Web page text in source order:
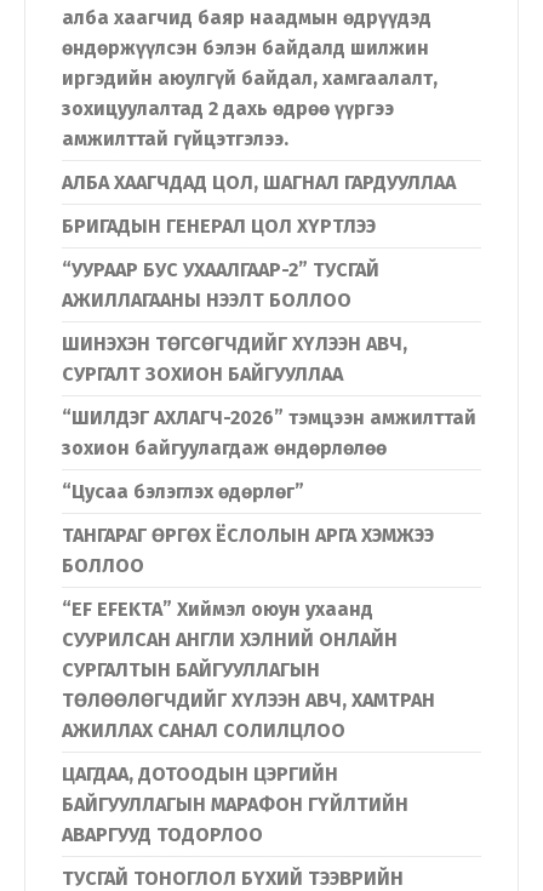
алба хаагчид баяр наадмын өдрүүдэд
өндөржүүлсэн бэлэн байдалд шилжин
иргэдийн аюулгүй байдал, хамгаалалт,
зохицуулалтад 2 дахь өдрөө үүргээ
амжилттай гүйцэтгэлээ.
АЛБА ХААГЧДАД ЦОЛ, ШАГНАЛ ГАРДУУЛЛАА
БРИГАДЫН ГЕНЕРАЛ ЦОЛ ХҮРТЛЭЭ
“УУРААР БУС УХААЛГААР-2” ТУСГАЙ
АЖИЛЛАГААНЫ НЭЭЛТ БОЛЛОО
ШИНЭХЭН ТӨГСӨГЧДИЙГ ХҮЛЭЭН АВЧ,
СУРГАЛТ ЗОХИОН БАЙГУУЛЛАА
“ШИЛДЭГ АХЛАГЧ-2026” тэмцээн амжилттай
зохион байгуулагдаж өндөрлөлөө
“Цусаа бэлэглэх өдөрлөг”
ТАНГАРАГ ӨРГӨХ ЁСЛОЛЫН АРГА ХЭМЖЭЭ
БОЛЛОО
“EF EFEKTA” Хиймэл оюун ухаанд
СУУРИЛСАН АНГЛИ ХЭЛНИЙ ОНЛАЙН
СУРГАЛТЫН БАЙГУУЛЛАГЫН
ТӨЛӨӨЛӨГЧДИЙГ ХҮЛЭЭН АВЧ, ХАМТРАН
АЖИЛЛАХ САНАЛ СОЛИЛЦЛОО
ЦАГДАА, ДОТООДЫН ЦЭРГИЙН
БАЙГУУЛЛАГЫН МАРАФОН ГҮЙЛТИЙН
АВАРГУУД ТОДОРЛОО
ТУСГАЙ ТОНОГЛОЛ БҮХИЙ ТЭЭВРИЙН
Хэл солих
Монгол